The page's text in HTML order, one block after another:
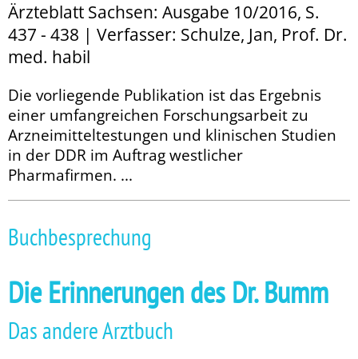
Ärzteblatt Sachsen: Ausgabe 10/2016, S.
437 - 438 | Verfasser: Schulze, Jan, Prof. Dr.
med. habil
Die vorliegende Publikation ist das Ergebnis
einer umfangreichen Forschungsarbeit zu
Arzneimitteltestungen und klinischen Studien
in der DDR im Auftrag westlicher
Pharmafirmen. ...
Buchbesprechung
Die Erinnerungen des Dr. Bumm
Das andere Arztbuch